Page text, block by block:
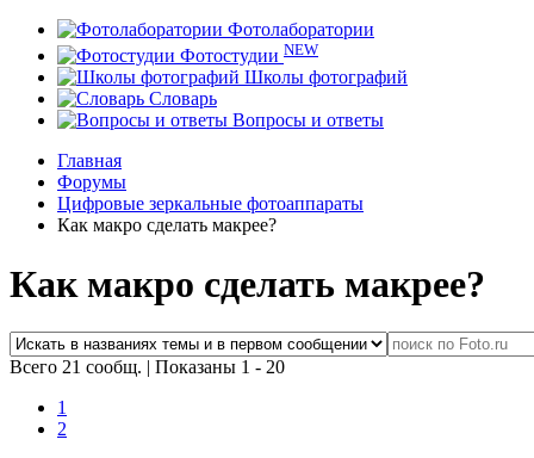
Фотолаборатории
Фотостудии NEW
Школы фотографий
Словарь
Вопросы и ответы
Главная
Форумы
Цифровые зеркальные фотоаппараты
Как макро сделать макрее?
Как макро сделать макрее?
Всего 21 сообщ. | Показаны 1 - 20
1
2